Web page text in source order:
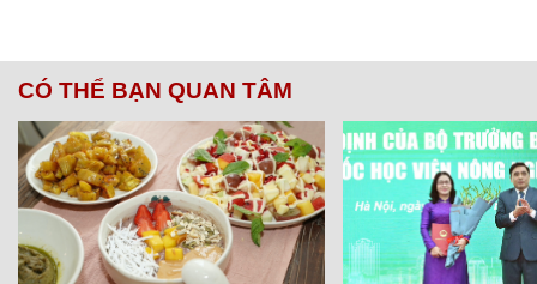
CÓ THỂ BẠN QUAN TÂM